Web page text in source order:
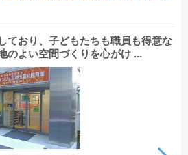
ており、子どもたちも職員も得意な
のよい空間づくりを心がけ ...